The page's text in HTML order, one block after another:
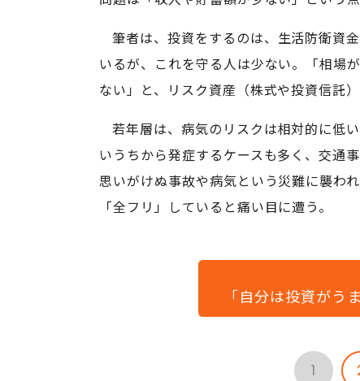
筆者は、投資をするのは、生活防衛資
いるが、これを守る人は少ない。「相場
ない」と、リスク資産（株式や投資信託
若年層は、病気のリスクは相対的に低
いうちから発症するケースも多く、交通
思いがけぬ事故や病気という災難に襲わ
「全フリ」していると痛い目に遭う。
「自分は投資がう
1